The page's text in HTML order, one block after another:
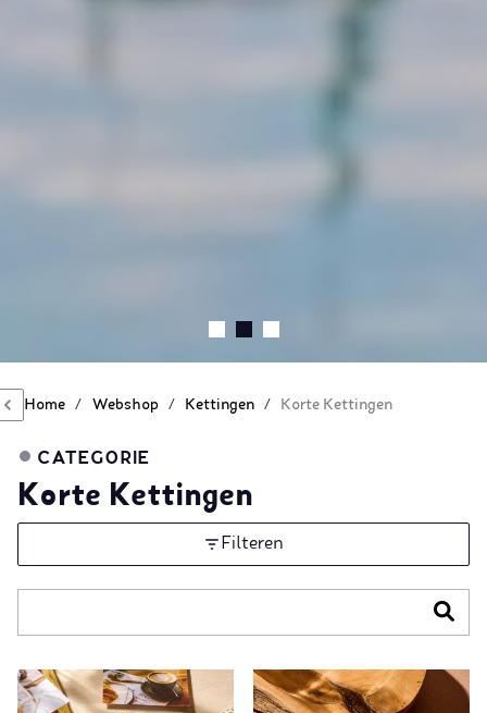
Home / Webshop / Kettingen / Korte Kettingen
CATEGORIE
Korte Kettingen
Filteren